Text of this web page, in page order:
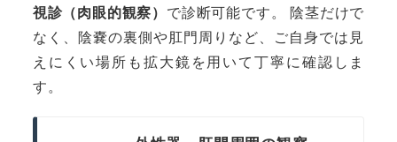
視診（肉眼的観察） で診断可能です。 陰茎だけで
なく、陰嚢の裏側や肛門周りなど、ご自身では見
えにくい場所も拡大鏡を用いて丁寧に確認しま
す。